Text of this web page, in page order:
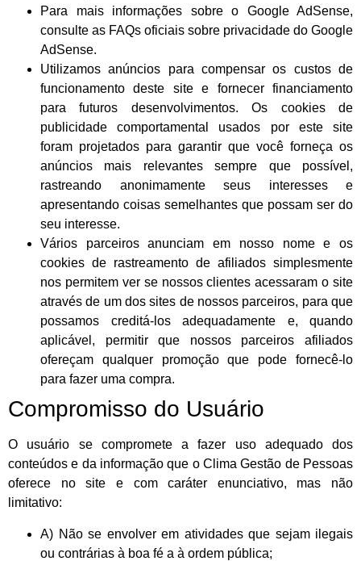
Para mais informações sobre o Google AdSense,
consulte as FAQs oficiais sobre privacidade do Google
AdSense.
Utilizamos anúncios para compensar os custos de
funcionamento deste site e fornecer financiamento
para futuros desenvolvimentos. Os cookies de
publicidade comportamental usados ​​por este site
foram projetados para garantir que você forneça os
anúncios mais relevantes sempre que possível,
rastreando anonimamente seus interesses e
apresentando coisas semelhantes que possam ser do
seu interesse.
Vários parceiros anunciam em nosso nome e os
cookies de rastreamento de afiliados simplesmente
nos permitem ver se nossos clientes acessaram o site
através de um dos sites de nossos parceiros, para que
possamos creditá-los adequadamente e, quando
aplicável, permitir que nossos parceiros afiliados
ofereçam qualquer promoção que pode fornecê-lo
para fazer uma compra.
Compromisso do Usuário
O usuário se compromete a fazer uso adequado dos
conteúdos e da informação que o Clima Gestão de Pessoas
oferece no site e com caráter enunciativo, mas não
limitativo:
A) Não se envolver em atividades que sejam ilegais
ou contrárias à boa fé a à ordem pública;